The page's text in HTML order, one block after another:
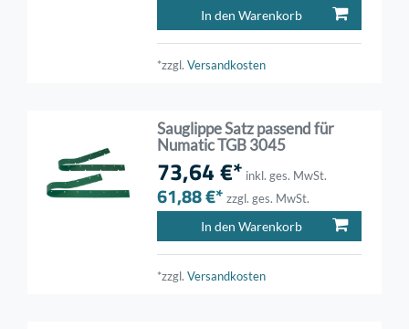
In den Warenkorb
*zzgl.Versandkosten
Sauglippe Satz passend für
Numatic TGB 3045
73,64 €* inkl. ges. MwSt.
61,88 €* zzgl. ges. MwSt.
In den Warenkorb
*zzgl.Versandkosten